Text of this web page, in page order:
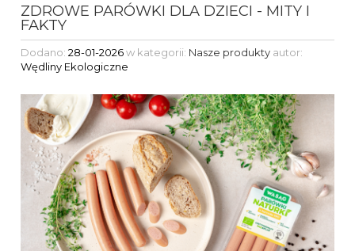
ZDROWE PARÓWKI DLA DZIECI - MITY I
FAKTY
Dodano: 28-01-2026w kategorii: Nasze produkty autor:
Wędliny Ekologiczne